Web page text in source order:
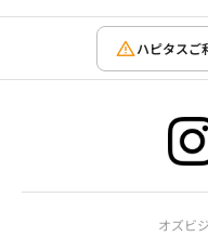
ハピタスご
オズビ